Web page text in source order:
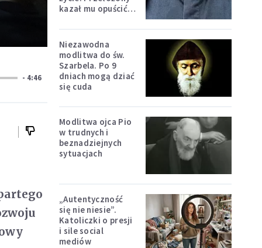
- 4:46
kazał mu opuścić
Niezawodna
modlitwa do św.
Szarbela. Po 9
dniach mogą dziać
się cuda
Modlitwa ojca Pio
w trudnych i
beznadziejnych
sytuacjach
„Autentyczność
się nie niesie”.
Katoliczki o presji
i sile social
mediów